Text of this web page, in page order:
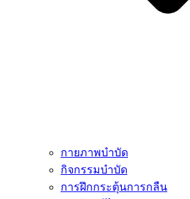
กายภาพบำบัด
กิจกรรมบำบัด
การฝึกกระตุ้นการกลืน